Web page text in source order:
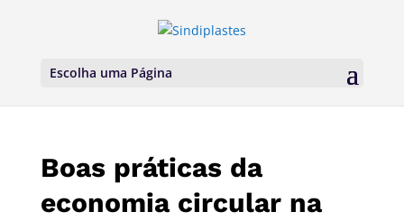
Escolha uma Página
Boas práticas da
economia circular na